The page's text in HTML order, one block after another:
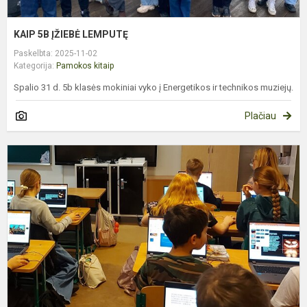
KAIP 5B ĮŽIEBĖ LEMPUTĘ
Paskelbta: 2025-11-02
Kategorija: Pamokos kitaip
Spalio 31 d. 5b klasės mokiniai vyko į Energetikos ir technikos muziejų.
Plačiau